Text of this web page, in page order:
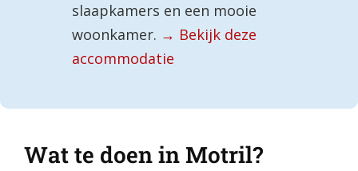
slaapkamers en een mooie
woonkamer. → Bekijk deze
accommodatie
Wat te doen in Motril?